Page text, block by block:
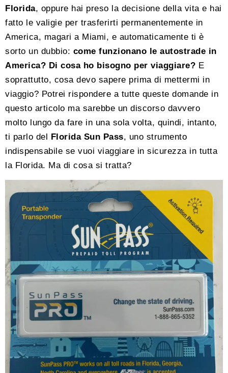
Florida, oppure hai preso la decisione della vita e hai
fatto le valigie per trasferirti permanentemente in
America, magari a Miami, e automaticamente ti è
sorto un dubbio: come funzionano le autostrade in
America? Di cosa ho bisogno per viaggiare? E
soprattutto, cosa devo sapere prima di mettermi in
viaggio? Potrei rispondere a tutte queste domande in
questo articolo ma sarebbe un discorso davvero
molto lungo da fare in una sola volta, quindi, intanto,
ti parlo del Florida Sun Pass, uno strumento
indispensabile se vuoi viaggiare in sicurezza in tutta
la Florida. Ma di cosa si tratta?